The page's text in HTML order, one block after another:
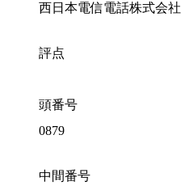
西日本電信電話株式会社
評点
頭番号
0879
中間番号